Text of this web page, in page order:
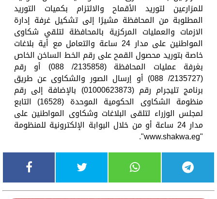
للمزارعين لتوريد الأقماح والالتزام بكميات التوريد
المطلوبة من المحافظة مشيرًا إلى تشكيل غرفة إدارة
الازمات والعمليات المركزية بالمحافظة لتلقي شكاوى
المواطنين على مدار 24 ساعة والتعامل مع أية بلاغات
خاصة بتوريد محصول القمح على رقم الخط الساخن الخاص
بغرفة عمليات المحافظة (2135858/ 088) أو رقم
(2135727/ 088) أو إرسال الصور والشكاوى عن طريق
برنامج تليجرام رقم (01000623873) بالإضافة إلى رقم
منظومة الشكاوى الحكومية الموحدة (16528) التابع
لمجلس الوزراء لتلقى البلاغات وشكاوى المواطنين على
مدار 24 ساعة أو من خلال البوابة الإلكترونية للمنظومة
"www.shakwa.eg".